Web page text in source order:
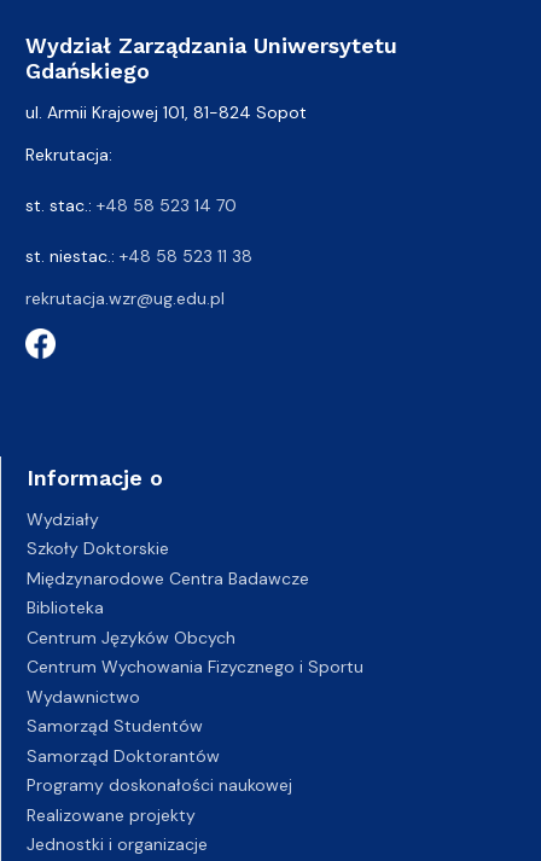
Wydział Zarządzania Uniwersytetu
Gdańskiego
ul. Armii Krajowej 101, 81-824 Sopot
Rekrutacja:
st. stac.: +48 58 523 14 70
st. niestac.: +48 58 523 11 38
rekrutacja.wzr@ug.edu.pl
Informacje o
Wydziały
Szkoły Doktorskie
Międzynarodowe Centra Badawcze
Biblioteka
Centrum Języków Obcych
Centrum Wychowania Fizycznego i Sportu
Wydawnictwo
Samorząd Studentów
Samorząd Doktorantów
Programy doskonałości naukowej
Realizowane projekty
Jednostki i organizacje